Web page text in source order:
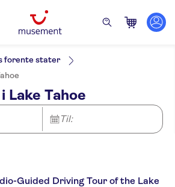
bekreftelse
forente stater
Lake Tahoe
Til:
Guided Driving Tour of the Lake